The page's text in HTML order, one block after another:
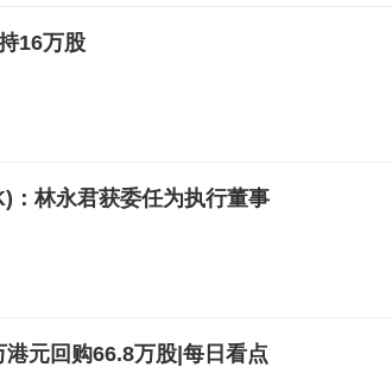
16万股
：林永君获委任为执行董事
元回购66.8万股|每日看点